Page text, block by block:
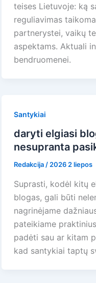
teises Lietuvoje: ką
reguliavimas
partnerystei, vaikų
aspektams. Aktuali
bendruomenei.
Santykiai
daryti elgiasi
nesupranta
Redakcija/2026 2 liepos
Suprasti, kodėl kitų
blogas, gali būti
nagrinėjame
pateikiame
padėti sau ar kitam
kad santykiai taptų